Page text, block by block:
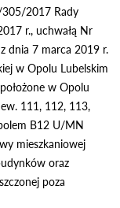
305/2017 Rady
r., uchwałą Nr
dnia 7 marca 2019 r.
w Opolu Lubelskim
w Opolu
111, 112, 113,
B12 U/MN
mieszkaniowej
oraz
poza